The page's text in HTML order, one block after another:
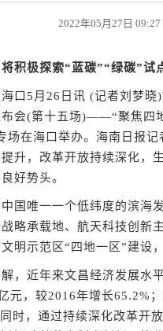
2022年05月27日
积极探索“蓝碳”“绿碳”试
5月26日讯 (记者刘梦晓
会(第十五场)——“聚焦四
场在海口举办。海南日报
升，改革开放持续深化，
好势头。
唯一一个低纬度的滨海发
战略承载地、航天科技创新
明示范区“四地一区”建设
近年来文昌经济发展水平
元，较2016年增长65.2%
时，通过持续深化改革开